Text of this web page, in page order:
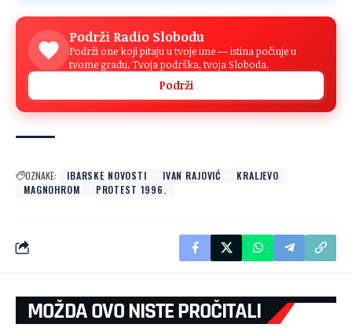
Podrži Radio Slobodu
Podrži one koji pitaju u tvoje ime — istina počinje u
tvome gradu. Tvoja podrška, tvoja Sloboda.
Podrži
OZNAKE: IBARSKE NOVOSTI IVAN RAJOVIĆ
KRALJEVO
MAGNOHROM
PROTEST 1996.
MOŽDA OVO NISTE PROČITALI